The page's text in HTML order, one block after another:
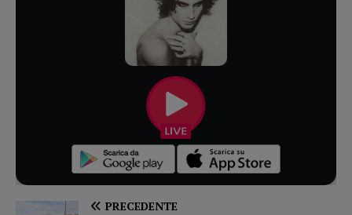
PRECEDENTE